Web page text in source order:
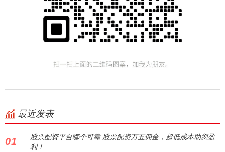
最近发表
01
股票配资平台哪个可靠 股票配资万五佣金，超低成本助您盈
利！